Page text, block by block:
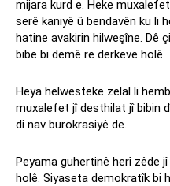
mijara kurd e. Heke
serê kaniyê û bendavên ku li
hatine avakirin hilweşîne. Dê
bibe bi demê re derkeve holê.
Heya helwesteke zelal li
muxalefet jî desthilat jî bibin
di nav burokrasiyê de.
Peyama guhertinê herî zêde
holê. Siyaseta demokratîk bi